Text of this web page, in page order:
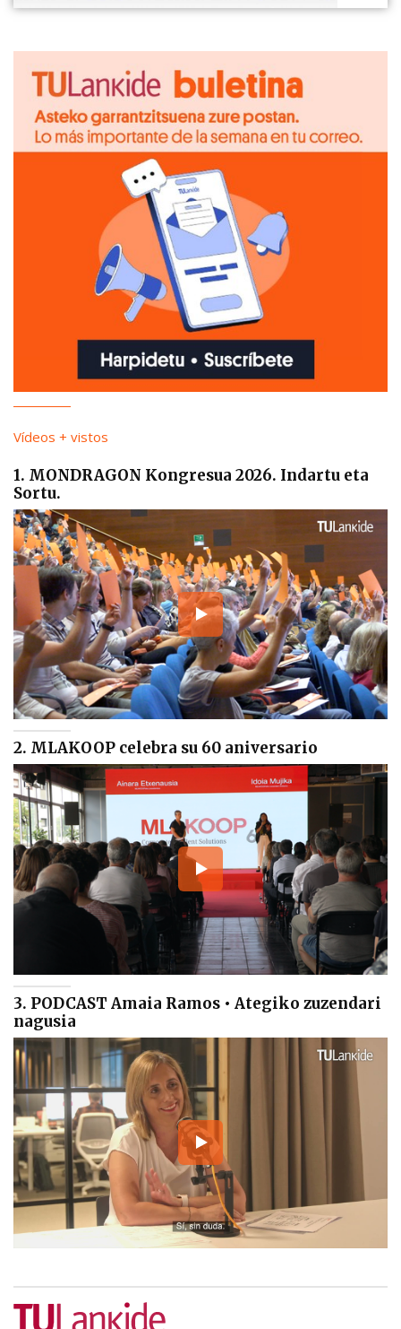
Vídeos + vistos
1. MONDRAGON Kongresua 2026. Indartu eta
Sortu.
2. MLAKOOP celebra su 60 aniversario
3. PODCAST Amaia Ramos • Ategiko zuzendari
nagusia